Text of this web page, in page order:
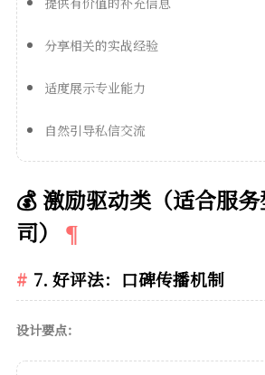
分享相关的实战经验
适度展示专业能力
自然引导私信交流
💰 激励驱动类（适合服
司）
7. 好评法：口碑传播机制
设计要点：